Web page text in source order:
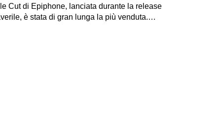
Cut di Epiphone, lanciata durante la release
è stata di gran lunga la più venduta.…